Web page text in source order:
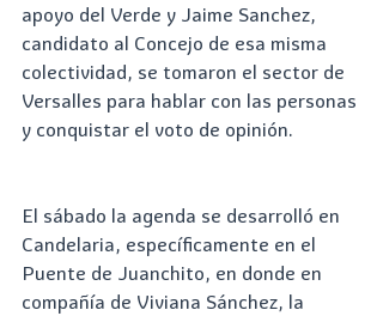
apoyo del Verde y Jaime Sanchez,
candidato al Concejo de esa misma
colectividad, se tomaron el sector de
Versalles para hablar con las personas
y conquistar el voto de opinión.
El sábado la agenda se desarrolló en
Candelaria, específicamente en el
Puente de Juanchito, en donde en
compañía de Viviana Sánchez, la